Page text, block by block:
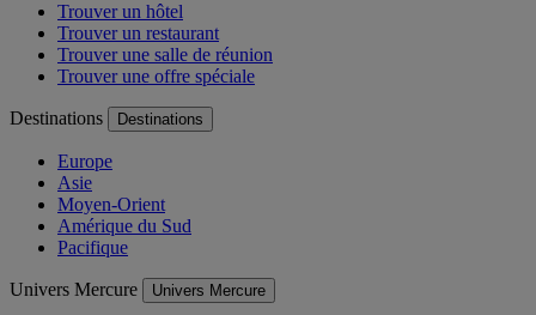
Trouver un hôtel
Trouver un restaurant
Trouver une salle de réunion
Trouver une offre spéciale
Destinations Destinations
Europe
Asie
Moyen-Orient
Amérique du Sud
Pacifique
Univers Mercure Univers Mercure